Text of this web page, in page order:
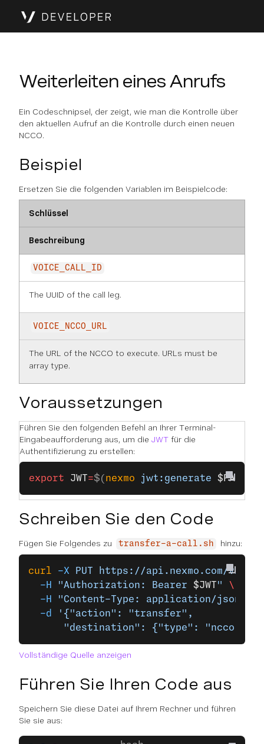
Weiterleiten eines Anrufs
Ein Codeschnipsel, der zeigt, wie man die Kontrolle über
den aktuellen Aufruf an die Kontrolle durch einen neuen
NCCO.
Beispiel
Ersetzen Sie die folgenden Variablen im Beispielcode:
Schlüssel
Beschreibung
VOICE_CALL_ID
The UUID of the call leg.
VOICE_NCCO_URL
The URL of the NCCO to execute. URLs must be
array type.
Voraussetzungen
Führen Sie den folgenden Befehl an Ihrer Terminal-
Eingabeaufforderung aus, um die JWT für die
Authentifizierung zu erstellen:
export JWT=$( nexmo jwt:generate
Schreiben Sie den Code
Fügen Sie Folgendes zu transfer-a-call.sh hinzu:
curl -X PUT https://api.nexmo.com/v1/
  -H
"Authorization: Bearer $JWT"
\
  -H
"Content-Type: application/json"
  -d
'{"action": "transfer",
"destination": {"type": "ncco",
Vollständige Quelle anzeigen
Führen Sie Ihren Code aus
Speichern Sie diese Datei auf Ihrem Rechner und führen
Sie sie aus: